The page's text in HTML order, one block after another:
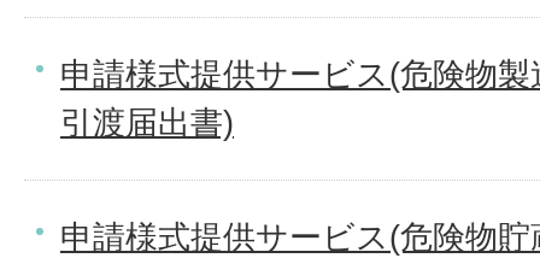
申請様式提供サービス(危険物
引渡届出書)
申請様式提供サービス(危険物